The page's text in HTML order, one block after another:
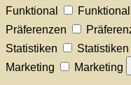
Funktional
Funktional
Präferenzen
Statistiken
Statistiken
Marketing
Marketing